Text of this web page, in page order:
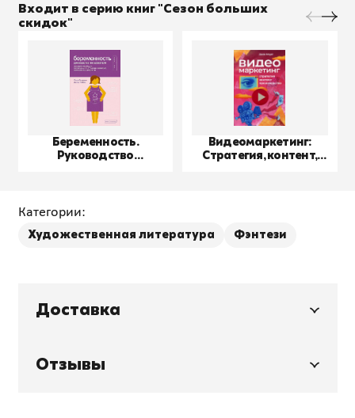
Входит в серию книг "Сезон больших
скидок"
Беременность.
Руководство
Видеомаркетинг:
Стратегия, контент,
Категории:
Художественная литература Фэнтези
Доставка
Отзывы